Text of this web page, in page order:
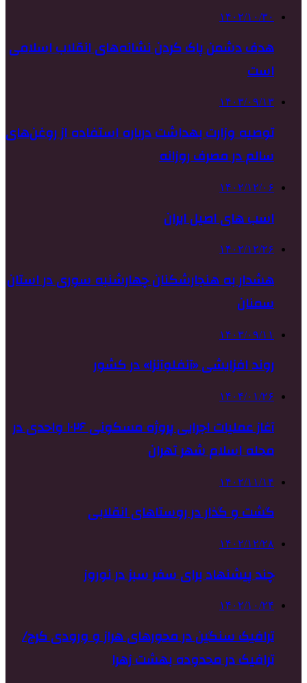
۱۴۰۲/۱۰/۳۰
هدف دشمن پاک کردن نشانه‌های انقلاب اسلامی
است
۱۴۰۳/۰۹/۱۳
توصیه وزارت بهداشت درباره استفاده از روغن‌های
سالم در مصرف روزانه
۱۴۰۲/۱۲/۰۶
اسب های اصیل ایران
۱۴۰۲/۱۲/۲۶
هشدار به هنجارشکنان چهارشنبه سوری در استان
سمنان
۱۴۰۳/۰۹/۱۱
روند افزایشی «آنفلوآنزا» در کشور
۱۴۰۴/۰۱/۲۶
آغاز عملیات اجرایی پروژه مسکونی ۱۰۲۶ واحدی در
محله اسلام شهر تهران
۱۴۰۲/۱۱/۱۴
گشت و گذار در روستاهای انقلابی
۱۴۰۲/۱۲/۲۸
چند پیشنهاد برای سفر سبز در نوروز
۱۴۰۲/۱۰/۲۴
ترافیک سنگین در محورهای هراز و ورودی کرج/
ترافیک در محدوده بهشت زهرا